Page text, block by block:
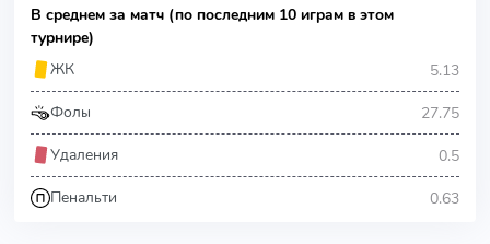
В среднем за матч (по последним 10 играм в этом
турнире)
ЖК
5.13
Фолы 27.75
Удаления 0.5
Пенальти 0.63